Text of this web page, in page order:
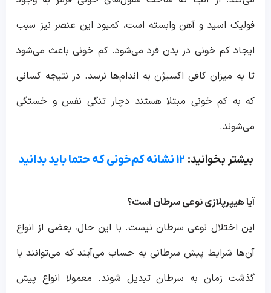
فولیک اسید و آهن وابسته است، کمبود این عنصر نیز سبب
ایجاد کم خونی در بدن فرد می‌شود. کم خونی باعث می‌شود
تا به میزان کافی اکسیژن به اندام‌ها نرسد. در نتیجه کسانی
که به کم خونی مبتلا هستند دچار تنگی نفس و خستگی
می‌شوند.
بیشتر بخوانید: ۱۲ نشانه‌ کم‌خونی که حتما باید بدانید
آیا هیپرپلازی نوعی سرطان است؟
این اختلال نوعی سرطان نیست. با این حال، بعضی از انواع
آن‌ها شرایط پیش سرطانی به حساب می‌آیند که می‌توانند با
گذشت زمان به سرطان تبدیل شوند. معمولا انواع پیش